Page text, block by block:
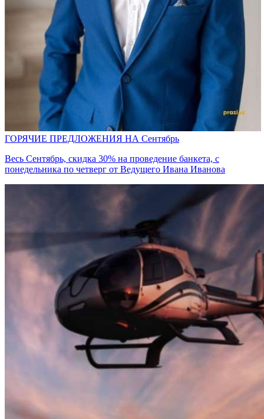
ГОРЯЧИЕ ПРЕДЛОЖЕНИЯ НА Сентябрь
Весь Сентябрь, скидка 30% на проведение банкета, с
понедельника по четверг от Ведущего Ивана Иванова